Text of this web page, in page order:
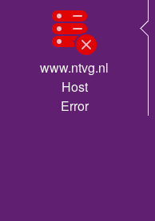
www.ntvg.nl
Host
Error